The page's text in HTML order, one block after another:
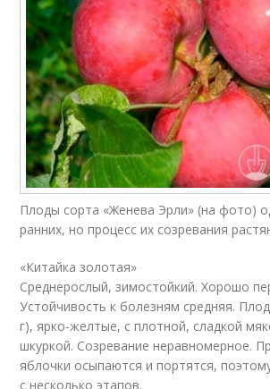
Плоды сорта «Женева Эрли» (на фото)
ранних, но процесс их созревания
«Китайка золотая»
Среднерослый, зимостойкий. Хорошо
Устойчивость к болезням средняя.
г), ярко-желтые, с плотной, сладкой
шкуркой. Созревание неравномерное.
яблочки осыпаются и портятся,
с несколько этапов.